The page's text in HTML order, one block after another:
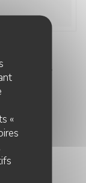
«